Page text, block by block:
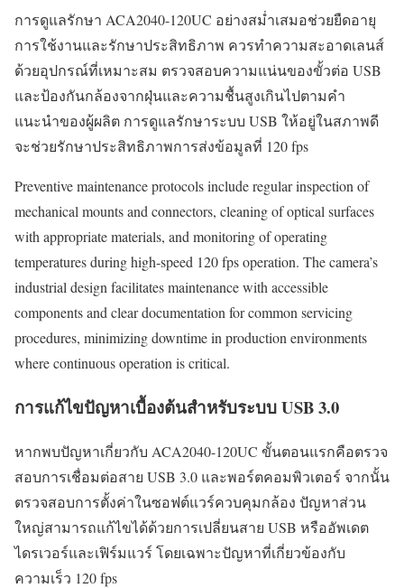
การดูแลรักษา ACA2040-120UC อย่างสม่ำเสมอช่วยยืดอายุ
การใช้งานและรักษาประสิทธิภาพ ควรทำความสะอาดเลนส์
ด้วยอุปกรณ์ที่เหมาะสม ตรวจสอบความแน่นของขั้วต่อ USB
และป้องกันกล้องจากฝุ่นและความชื้นสูงเกินไปตามคำ
แนะนำของผู้ผลิต การดูแลรักษาระบบ USB ให้อยู่ในสภาพดี
จะช่วยรักษาประสิทธิภาพการส่งข้อมูลที่ 120 fps
Preventive maintenance protocols include regular inspection of
mechanical mounts and connectors, cleaning of optical surfaces
with appropriate materials, and monitoring of operating
temperatures during high-speed 120 fps operation. The camera’s
industrial design facilitates maintenance with accessible
components and clear documentation for common servicing
procedures, minimizing downtime in production environments
where continuous operation is critical.
การแก้ไขปัญหาเบื้องต้นสำหรับระบบ USB 3.0
หากพบปัญหาเกี่ยวกับ ACA2040-120UC ขั้นตอนแรกคือตรวจ
สอบการเชื่อมต่อสาย USB 3.0 และพอร์ตคอมพิวเตอร์ จากนั้น
ตรวจสอบการตั้งค่าในซอฟต์แวร์ควบคุมกล้อง ปัญหาส่วน
ใหญ่สามารถแก้ไขได้ด้วยการเปลี่ยนสาย USB หรืออัพเดต
ไดรเวอร์และเฟิร์มแวร์ โดยเฉพาะปัญหาที่เกี่ยวข้องกับ
ความเร็ว 120 fps